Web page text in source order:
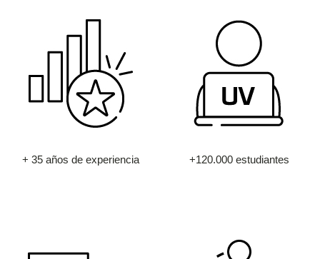
+ 35 años de experiencia +120.000 estudiantes